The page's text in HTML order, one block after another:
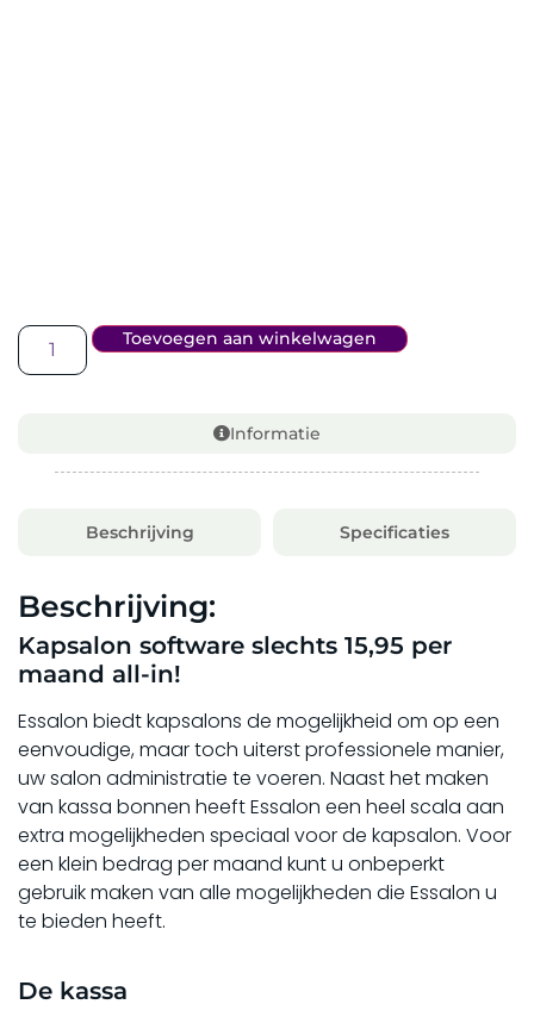
Toevoegen aan winkelwagen
Informatie
Beschrijving Specificaties
Beschrijving:
Kapsalon software slechts 15,95 per
maand all-in!
Essalon biedt kapsalons de mogelijkheid om op een
eenvoudige, maar toch uiterst professionele manier,
uw salon administratie te voeren. Naast het maken
van kassa bonnen heeft Essalon een heel scala aan
extra mogelijkheden speciaal voor de kapsalon. Voor
een klein bedrag per maand kunt u onbeperkt
gebruik maken van alle mogelijkheden die Essalon u
te bieden heeft.
De kassa